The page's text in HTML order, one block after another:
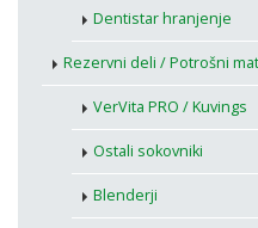
Dentistar hranjenje
Rezervni deli / Potrošni
VerVita PRO / Kuvings
Ostali sokovniki
Blenderji